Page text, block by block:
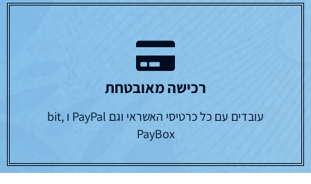
רכישה מאובטחת
עובדים עם כל כרטיסי האשראי וגם PayPal ו bit,
PayBox